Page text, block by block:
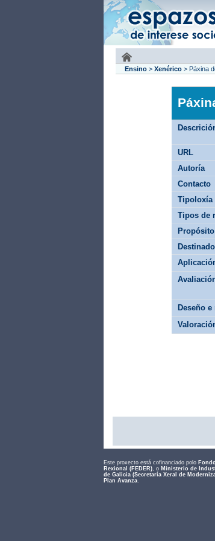
Ensino > Xenérico > Páxina
URL
Autoría
Contacto
Tipoloxía
Tipos de
Propósito
Deseño
Este proxecto está cofinanciado polo
Rexional (FEDER), o Ministerio de
de Galicia (Secretaría Xeral de
Plan Avanza.